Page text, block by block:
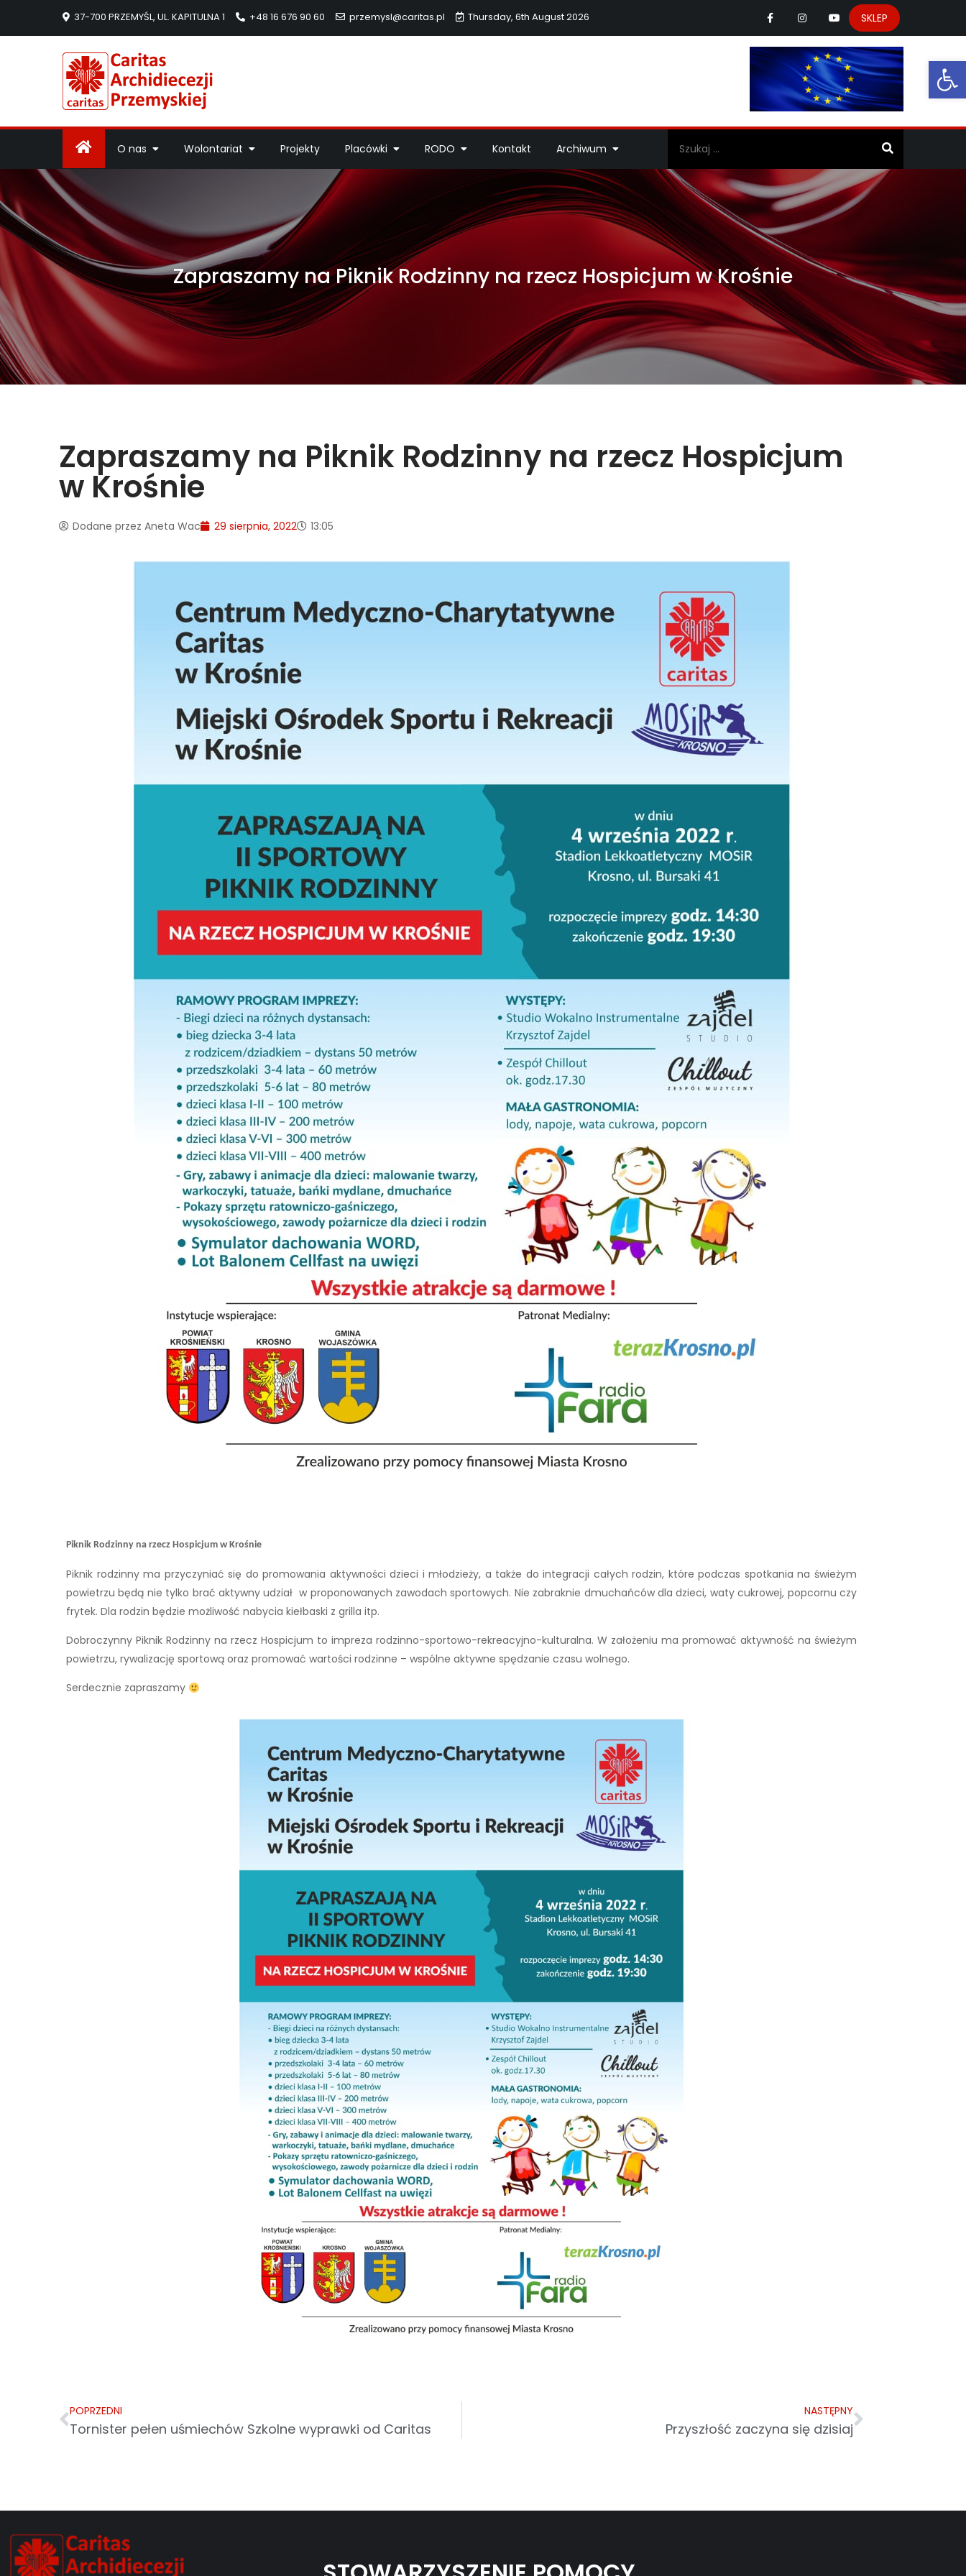
37-700 PRZEMYŚL, UL. KAPITULNA 1 +48 16 676 90 60 przemysl@caritas.pl Thursday, 6th August 2026 SKLEP
O nas Wolontariat Projekty Placówki RODO Kontakt Archiwum
Zapraszamy na Piknik Rodzinny na rzecz Hospicjum w Krośnie
Zapraszamy na Piknik Rodzinny na rzecz Hospicjum
w Krośnie
Dodane przez Aneta Wac 29 sierpnia, 2022 13:05
Piknik Rodzinny na rzecz Hospicjum w Krośnie
Piknik rodzinny ma przyczyniać się do promowania aktywności dzieci i młodzieży, a także do integracji całych rodzin, które podczas spotkania na świeżym
powietrzu będą nie tylko brać aktywny udział w proponowanych zawodach sportowych. Nie zabraknie dmuchańców dla dzieci, waty cukrowej, popcornu czy
frytek. Dla rodzin będzie możliwość nabycia kiełbaski z grilla itp.
Dobroczynny Piknik Rodzinny na rzecz Hospicjum to impreza rodzinno-sportowo-rekreacyjno-kulturalna. W założeniu ma promować aktywność na świeżym
powietrzu, rywalizację sportową oraz promować wartości rodzinne – wspólne aktywne spędzanie czasu wolnego.
Serdecznie zapraszamy
POPRZEDNI
Tornister pełen uśmiechów Szkolne wyprawki od Caritas
NASTĘPNY
Przyszłość zaczyna się dzisiaj